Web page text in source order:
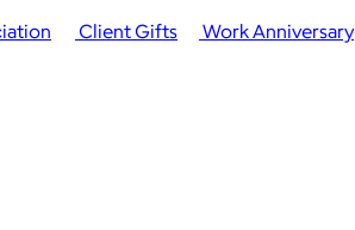
Client Gifts
Work Anniversary